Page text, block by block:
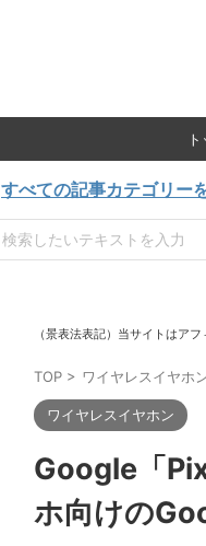
すべての記事カテゴリー
（景表法表記）当サイトはア
TOP > ワイヤレスイヤホ
ワイヤレスイヤホン
Google「
ホ向けの